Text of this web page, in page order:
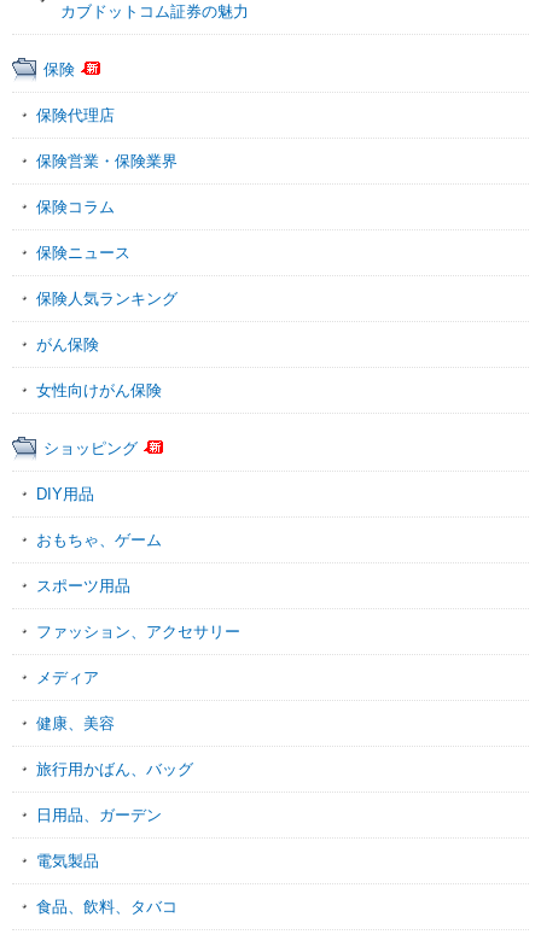
カブドットコム証券の魅力
保険
保険代理店
保険営業・保険業界
保険コラム
保険ニュース
保険人気ランキング
がん保険
女性向けがん保険
ショッピング
DIY用品
おもちゃ、ゲーム
スポーツ用品
ファッション、アクセサリー
メディア
健康、美容
旅行用かばん、バッグ
日用品、ガーデン
電気製品
食品、飲料、タバコ